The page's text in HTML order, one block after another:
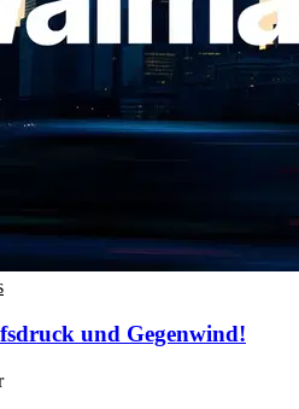
und Gegenwind!